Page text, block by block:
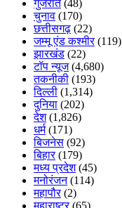
गुजरात(48)
चुनाव (170)
छत्तीसगढ़ (22)
जम्मू एंड कश्मीर(119)
झारखंड (22)
टॉप न्यूज(4,680)
तकनीकी (193)
दिल्ली (1,314)
दुनिया (202)
देश(1,826)
धर्म(171)
बिजनेस (92)
बिहार(179)
मध्य प्रदेश(45)
मनोरंजन(114)
महापौर(2)
महाराष्ट्र(65)